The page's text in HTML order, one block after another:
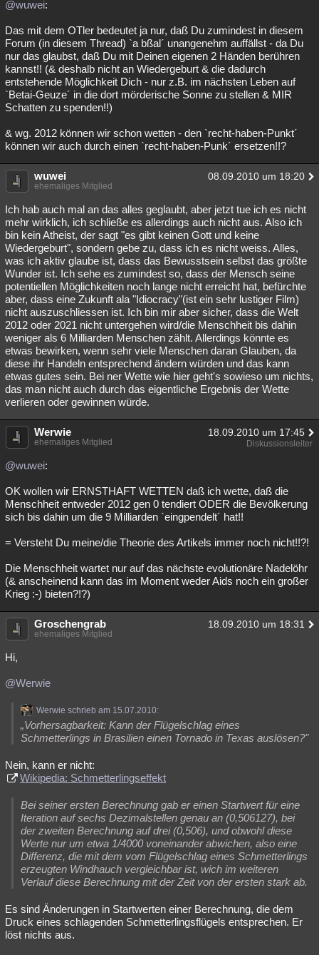
@wuwei:
Das mit dem OTler bedeutet ja nur, daß Du zumindest in diesem
Forum (in diesem Thread) `a bßal´ unangenehm auffällst - da Du
nur das glaubst, daß Du mit Deinen eigenen 2 Händen berühren
kannst!! (& deshalb nicht an Wiedergeburt & die dadurch
entstehende Möglichkeit Dich - nur z.B. im nächsten Leben auf
`Betai-Geuze´ in die dort mörderische Sonne zu stellen & MIR
Schatten zu spenden!!)
& wg. 2012 können wir schon wetten - den `recht-haben-Punkt´
können wir auch durch einen `recht-haben-Punk´ ersetzen!!?
wuwei 08.09.2010 um 18:20
ehemaliges Mitglied
Ich hab auch mal an das alles geglaubt, aber jetzt tue ich es nicht
mehr wirklich, ich schließe es allerdings auch nicht aus. Also ich
bin kein Atheist, der sagt "es gibt keinen Gott und keine
Wiedergeburt", sondern gebe zu, dass ich es nicht weiss. Alles,
was ich aktiv glaube ist, dass das Bewusstsein selbst das größte
Wunder ist. Ich sehe es zumindest so, dass der Mensch seine
potentiellen Möglichkeiten noch lange nicht erreicht hat, befürchte
aber, dass eine Zukunft ala "Idiocracy"(ist ein sehr lustiger Film)
nicht auszuschliessen ist. Ich bin mir aber sicher, dass die Welt
2012 oder 2021 nicht untergehen wird/die Menschheit bis dahin
weniger als 6 Milliarden Menschen zählt. Allerdings könnte es
etwas bewirken, wenn sehr viele Menschen daran Glauben, da
diese ihr Handeln entsprechend ändern würden und das kann
etwas gutes sein. Bei ner Wette wie hier geht's sowieso um nichts,
das man nicht auch durch das eigentliche Ergebnis der Wette
verlieren oder gewinnen würde.
Werwie 18.09.2010 um 17:45
ehemaliges Mitglied Diskussionsleiter
@wuwei:
OK wollen wir ERNSTHAFT WETTEN daß ich wette, daß die
Menschheit entweder 2012 gen 0 tendiert ODER die Bevölkerung
sich bis dahin um die 9 Milliarden `eingpendelt´ hat!!
= Versteht Du meine/die Theorie des Artikels immer noch nicht!!?!
Die Menschheit wartet nur auf das nächste evolutionäre Nadelöhr
(& anscheinend kann das im Moment weder Aids noch ein großer
Krieg :-) bieten?!?)
Groschengrab 18.09.2010 um 18:31
ehemaliges Mitglied
Hi,
@Werwie
Werwie schrieb am 15.07.2010:
„Vorhersagbarkeit: Kann der Flügelschlag eines
Schmetterlings in Brasilien einen Tornado in Texas auslösen?"
Nein, kann er nicht:
Wikipedia: Schmetterlingseffekt
Bei seiner ersten Berechnung gab er einen Startwert für eine
Iteration auf sechs Dezimalstellen genau an (0,506127), bei
der zweiten Berechnung auf drei (0,506), und obwohl diese
Werte nur um etwa 1/4000 voneinander abwichen, also eine
Differenz, die mit dem vom Flügelschlag eines Schmetterlings
erzeugten Windhauch vergleichbar ist, wich im weiteren
Verlauf diese Berechnung mit der Zeit von der ersten stark ab.
Es sind Änderungen in Startwerten einer Berechnung, die dem
Druck eines schlagenden Schmetterlingsflügels entsprechen. Er
löst nichts aus.